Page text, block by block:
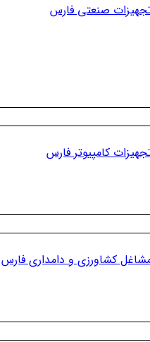
صنعتی فارس
کامپیوتر فارس
کشاورزی و دامداری فارس